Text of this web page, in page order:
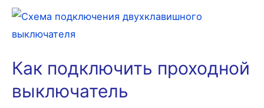
Как подключить проходной
выключатель